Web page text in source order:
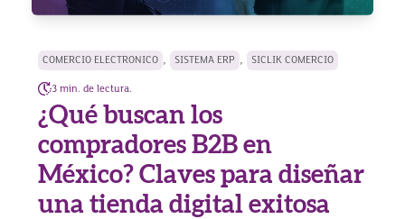
COMERCIO ELECTRONICO , SISTEMA ERP , SICLIK COMERCIO
3 min. de lectura.
¿Qué buscan los
compradores B2B en
México? Claves para diseñar
una tienda digital exitosa